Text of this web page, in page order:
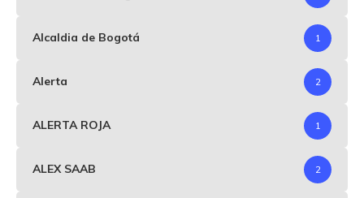
Alcaldia de Bogotá 1
Alerta 2
ALERTA ROJA 1
ALEX SAAB 2